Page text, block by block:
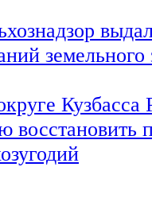
земельного
Кузбасса
восстановить